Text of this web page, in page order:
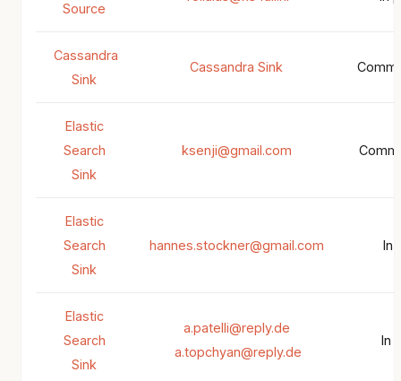
Source
Cassandra
Sink
Cassandra Sink
Elastic
Search
Sink
ksenji@gmail.com
Elastic
Search
Sink
hannes.stockner@gmail.com In
Elastic
Search
Sink
a.patelli@reply.de
a.topchyan@reply.de
In